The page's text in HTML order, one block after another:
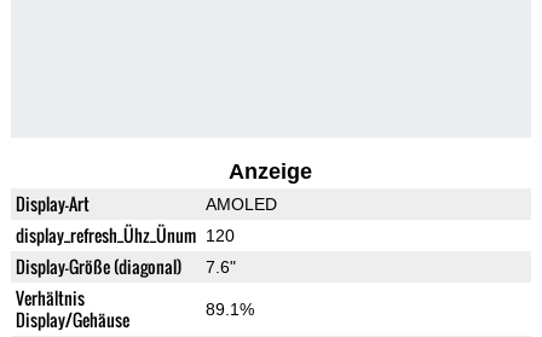
Anzeige
Display-Art AMOLED
display_refresh_Ühz_Ünum 120
Display-Größe (diagonal) 7.6"
Verhältnis
Display/Gehäuse
89.1%